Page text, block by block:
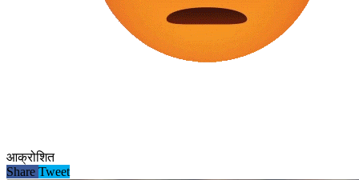
आक्रोशित
Share Tweet